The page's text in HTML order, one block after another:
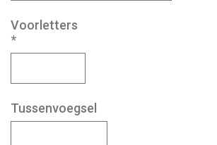
Voorletters
*
Tussenvoegsel